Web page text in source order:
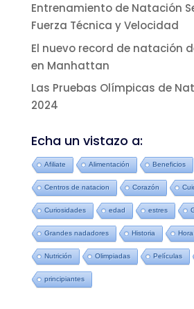
Entrenamiento de Natación
Fuerza Técnica y Velocidad
El nuevo record de natación
en Manhattan
Las Pruebas Olímpicas de
2024
Echa un vistazo a:
Afiliate Alimentación Beneficios
Centros de natacion Corazón
Curiosidades edad estres
Grandes nadadores Historia Hora
Nutrición Olimpiadas Películas
principiantes